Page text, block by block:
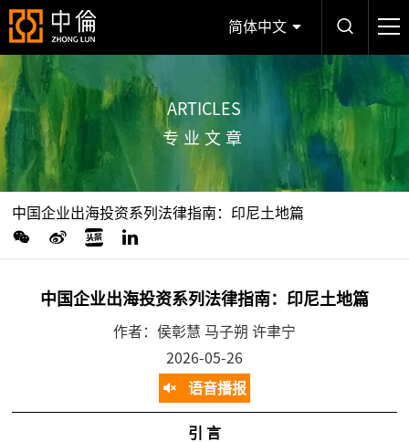
简体中文
ARTICLES
专业文章
中国企业出海投资系列法律指南：印尼土地篇
中国企业出海投资系列法律指南：印尼土地篇
作者：侯彰慧 马子朔 许聿宁
2026-05-26
语音播报
引 言